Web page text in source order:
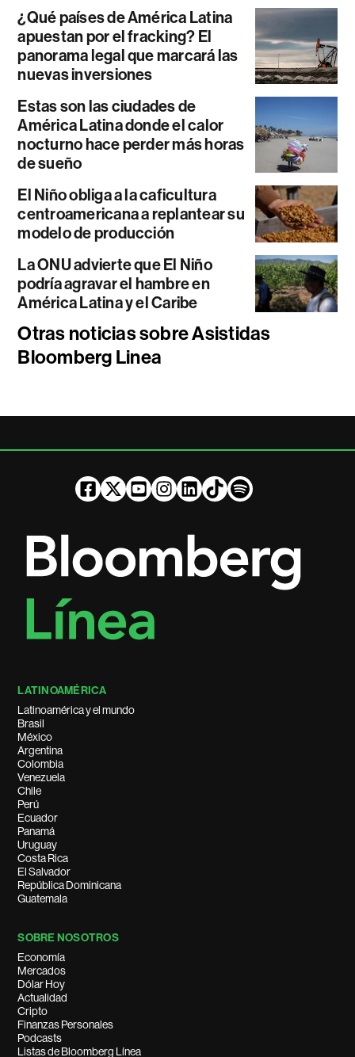
¿Qué países de América Latina
apuestan por el fracking? El
panorama legal que marcará las
nuevas inversiones
Estas son las ciudades de
América Latina donde el calor
nocturno hace perder más horas
de sueño
El Niño obliga a la caficultura
centroamericana a replantear su
modelo de producción
La ONU advierte que El Niño
podría agravar el hambre en
América Latina y el Caribe
Otras noticias sobre Asistidas
Bloomberg Linea
LATINOAMÉRICA
Latinoamérica y el mundo
Brasil
México
Argentina
Colombia
Venezuela
Chile
Perú
Ecuador
Panamá
Uruguay
Costa Rica
El Salvador
República Dominicana
Guatemala
SOBRE NOSOTROS
Economía
Mercados
Dólar Hoy
Actualidad
Cripto
Finanzas Personales
Podcasts
Listas de Bloomberg Línea